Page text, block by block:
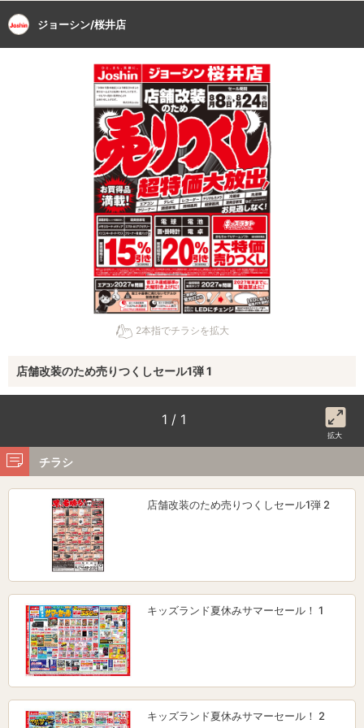
ジョーシン/桜井店
2本指でチラシを拡大
店舗改装のため売りつくしセール1弾 1
1 / 1
拡大
チラシ
店舗改装のため売りつくしセール1弾 2
キッズランド夏休みサマーセール！ 1
キッズランド夏休みサマーセール！ 2